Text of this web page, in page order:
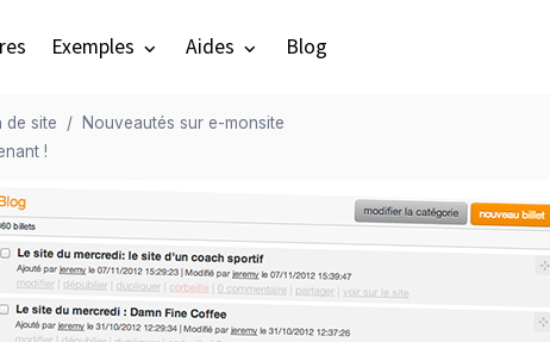
Exemples Aides Blog
de site
Nouveautés sur e-monsite
!